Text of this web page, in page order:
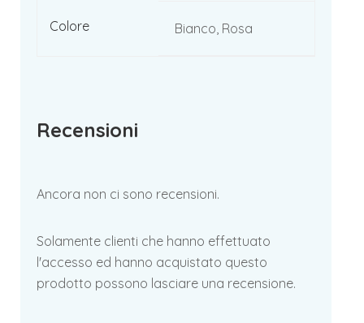
Colore Bianco, Rosa
Recensioni
Ancora non ci sono recensioni.
Solamente clienti che hanno effettuato
l'accesso ed hanno acquistato questo
prodotto possono lasciare una recensione.